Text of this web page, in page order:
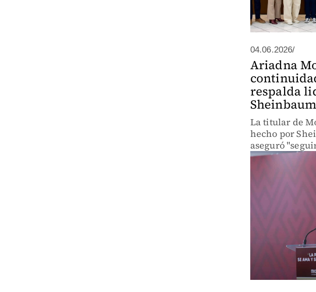
04.06.2026/
Ariadna
respalda
Sheinbaum
La titular de
hecho por
aseguró